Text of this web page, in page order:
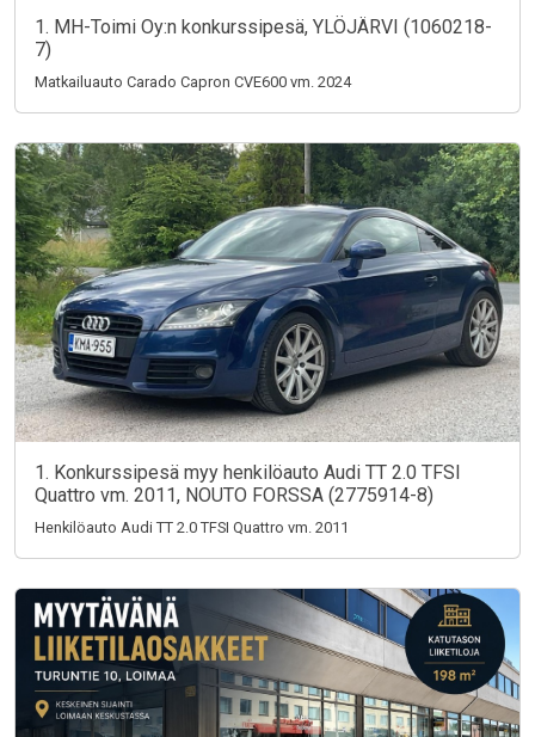
1. MH-Toimi Oy:n konkurssipesä, YLÖJÄRVI (1060218-
7)
Matkailuauto Carado Capron CVE600 vm. 2024
1. Konkurssipesä myy henkilöauto Audi TT 2.0 TFSI
Quattro vm. 2011, NOUTO FORSSA (2775914-8)
Henkilöauto Audi TT 2.0 TFSI Quattro vm. 2011